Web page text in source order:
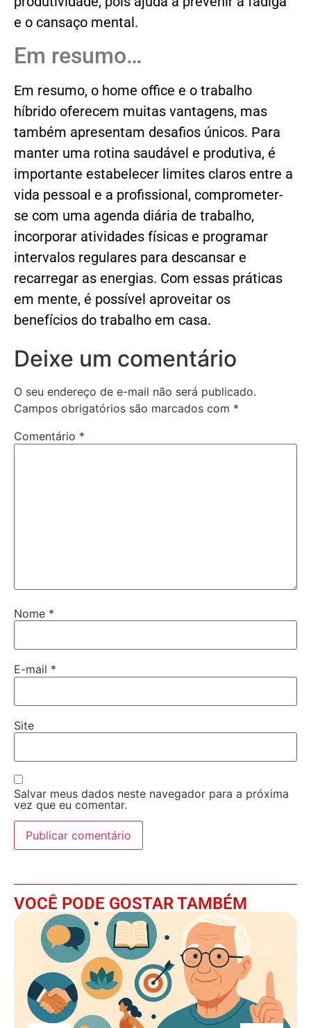
VOCÊ PODE GOSTAR TAMBÉM
e o cansaço mental.
Em resumo…
Em resumo, o home office e o trabalho
híbrido oferecem muitas vantagens, mas
também apresentam desafios únicos. Para
manter uma rotina saudável e produtiva, é
importante estabelecer limites claros entre a
vida pessoal e a profissional, comprometer-
se com uma agenda diária de trabalho,
incorporar atividades físicas e programar
intervalos regulares para descansar e
recarregar as energias. Com essas práticas
em mente, é possível aproveitar os
benefícios do trabalho em casa.
Deixe um comentário
O seu endereço de e-mail não será publicado.
Campos obrigatórios são marcados com *
Comentário *
Nome *
E-mail *
Site
Salvar meus dados neste navegador para a próxima
vez que eu comentar.